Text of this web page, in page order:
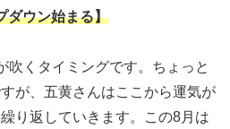
ダウン始まる】
吹くタイミングです。ちょっと
が、五黄さんはここから運気が
り返していきます。この8月は